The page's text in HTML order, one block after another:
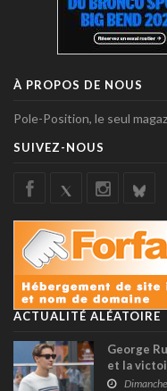
À PROPOS DE NOUS
Pole-Position, le seul
SUIVEZ-NOUS
ACTUALITÉ ALÉATOIRE
George
et la
Hamilton